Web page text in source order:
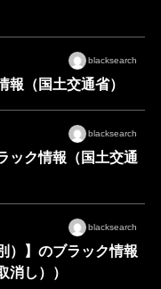
blacksearch
報（国土交通省）
blacksearch
ック情報（国土交通
blacksearch
）】のブラック情報
消し））